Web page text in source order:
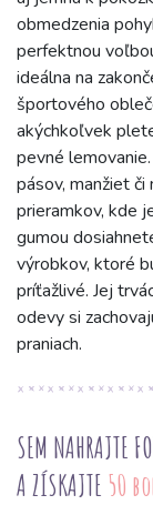
obmedzenia
perfektnou
ideálna na
športového
akýchkoľvek
pevné
pásov, manžiet
prieramkov, kde
gumou
výrobkov, ktoré
príťažlivé. Jej
odevy si
praniach.
SEM NAHRAJTE
A ZÍSKAJTE 50